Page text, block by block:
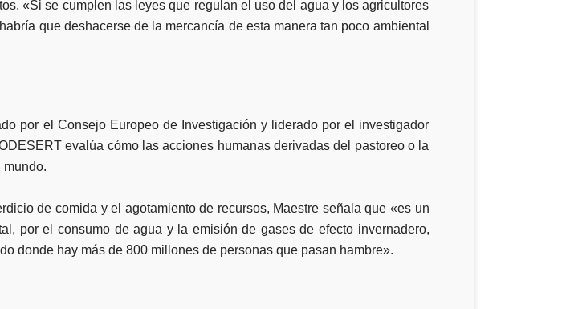
«Si se cumplen las leyes que regulan el uso del agua y los agricultores
que deshacerse de la mercancía de esta manera tan poco ambiental
por el Consejo Europeo de Investigación y liderado por el investigador
evalúa cómo las acciones humanas derivadas del pastoreo o la
mundo.
de comida y el agotamiento de recursos, Maestre señala que «es un
por el consumo de agua y la emisión de gases de efecto invernadero,
donde hay más de 800 millones de personas que pasan hambre».